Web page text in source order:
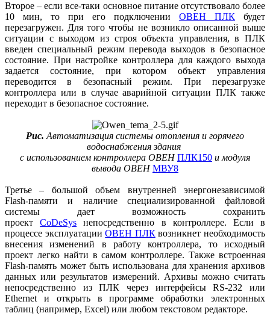
Второе – если все-таки основное питание отсутствовало более
10 мин, то при его подключении ОВЕН ПЛК будет
перезагружен. Для того чтобы не возникло описанной выше
ситуации с выходом из строя объекта управления, в ПЛК
введен специальный режим перевода выходов в безопасное
состояние. При настройке контроллера для каждого выхода
задается состояние, при котором объект управления
переводится в безопасный режим. При перезагрузке
контроллера или в случае аварийной ситуации ПЛК также
переходит в безопасное состояние.
Рис. Автоматизация системы отопления и горячего
водоснабжения здания
с использованием контроллера ОВЕНПЛК150 и модуля
вывода ОВЕНМВУ8
Третье – большой объем внутренней энергонезависимой
Flash-памяти и наличие специализированной файловой
системы дает возможность сохранить
проектCoDeSys непосредственно в контроллере. Если в
процессе эксплуатацииОВЕН ПЛКвозникнет необходимость
внесения изменений в работу контроллера, то исходный
проект легко найти в самом контроллере. Также встроенная
Flash-память может быть использована для хранения архивов
данных или результатов измерений. Архивы можно считать
непосредственно из ПЛК через интерфейсы RS-232 или
Ethernet и открыть в программе обработки электронных
таблиц (например, Excel) или любом текстовом редакторе.